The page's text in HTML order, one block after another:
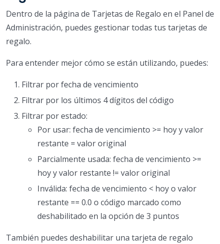
Dentro de la página de Tarjetas de Regalo en el Panel de
Administración, puedes gestionar todas tus tarjetas de
regalo.
Para entender mejor cómo se están utilizando, puedes:
Filtrar por fecha de vencimiento
Filtrar por los últimos 4 dígitos del código
Filtrar por estado:
Por usar: fecha de vencimiento >= hoy y valor
restante = valor original
Parcialmente usada: fecha de vencimiento >=
hoy y valor restante != valor original
Inválida: fecha de vencimiento < hoy o valor
restante == 0.0 o código marcado como
deshabilitado en la opción de 3 puntos
También puedes deshabilitar una tarjeta de regalo